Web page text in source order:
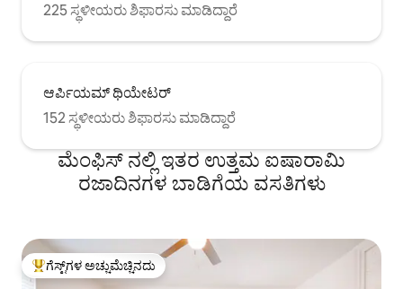
225 ಸ್ಥಳೀಯರು ಶಿಫಾರಸು ಮಾಡಿದ್ದಾರೆ
ಆರ್ಪಿಯಮ್ ಥಿಯೇಟರ್
152 ಸ್ಥಳೀಯರು ಶಿಫಾರಸು ಮಾಡಿದ್ದಾರೆ
ಮೆಂಫಿಸ್ ನಲ್ಲಿ ಇತರ ಉತ್ತಮ ಐಷಾರಾಮಿ
ರಜಾದಿನಗಳ ಬಾಡಿಗೆಯ ವಸತಿಗಳು
ಗೆಸ್ಟ್‌ಗಳಿಗೆ ಅತಿ ಹೆಚ್ಚು ಅಚ್ಚುಮೆಚ್ಚಿನದು
ಗೆಸ್ಟ್‌ಗಳ ಅಚ್ಚುಮೆಚ್ಚಿನದು